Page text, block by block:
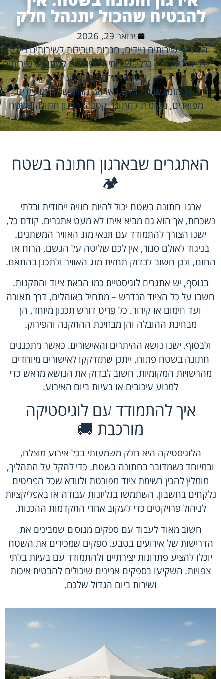
להבטיח שהכול יתנהל חלק
ינואר 29, 2026
השכרת שירותים ניידים,חברות מובילות לשירותים ניידים,
טיפים לחתונה,כללי,שירותים מפוארים לחתונה,שירותים
ניידים לאירועים בטבע
איך מזמינים שירותים לאירוע,מחיר שירותים ניידים
מפוארים,מקומות לחתונה קטנה,תכנון חתונה בשטח
האתגרים שבארגון חתונה בשטח
🏕️
ארגון חתונה בשטח יכול להיות חוויה ייחודית ובלתי
נשכחת, אך הוא גם מביא איתו לא מעט אתגרים. קודם כל,
ישנו הצורך להתמודד עם תנאי מזג האוויר המשתנים.
בניגוד לאולם סגור, אין לכם שליטה על הגשם, הרוח או
החום, ולכן חשוב לבדוק תחזית מזג האוויר ולתכנן בהתאם.
בנוסף, יש אתגרים לוגיסטיים כמו הבאת ציוד והתקנות.
חשבו על כל הציוד הנדרש – מתחיל באוהלים, דרך תאורה
ועד חימום או קירור. כל פריט דורש תכנון מיוחד, הן
מבחינת ההובלה והן מבחינת ההתקנה והפירוק.
ולבסוף, ישנו נושא ההיתרים והאישורים. כאשר מתכננים
חתונה בשטח פתוח, ייתכן שתזדקקו לאישורים מיוחדים
מהרשויות המקומיות. חשוב לבדוק את הנושא מראש כדי
למנוע עיכובים או בעיות ביום האירוע.
איך להתמודד עם לוגיסטיקה
מורכבת 🚚
הלוגיסטיקה היא חלק משמעותי בכל אירוע מוצלח,
ובמיוחד כשמדובר בחתונה בשטח. כדי להקל על התהליך,
מומלץ להכין רשימת ציוד מפורטת ולוודא שכל הפריטים
נלקחים בחשבון. השתמשו בגליונות עבודה או באפליקציות
לניהול פרויקטים כדי לעקוב אחרי התקדמות ההכנות.
חשוב מאוד לעבוד עם ספקים מנוסים שמבינים את
הדרישות של אירועים בטבע. ספקים שמכירים את השטח
יוכלו להציע פתרונות יצירתיים ולהתמודד עם בעיות בלתי
צפויות. השקיעו בספקים אמינים שיכולים להבטיח איכות
ושירות ביום הגדול שלכם.